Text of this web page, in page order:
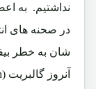
نداشتیم. به
در صحنه های
شان به خطر